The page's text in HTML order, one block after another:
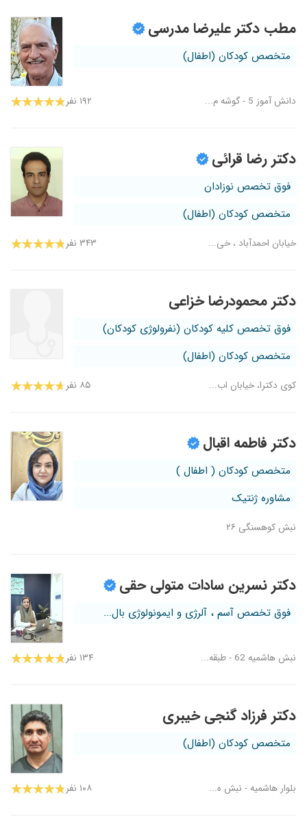
مطب دکتر علیرضا مدرسی
متخصص کودکان (اطفال)
دانش آموز 5 - گوشه م... ۱۹۲ نفر
دکتر رضا قرائی
فوق تخصص نوزادان
متخصص کودکان (اطفال)
خیابان احمدآباد ، خی... ۳۴۳ نفر
دکتر محمودرضا خزاعی
فوق تخصص کلیه کودکان (نفرولوژی کودکان)
متخصص کودکان (اطفال)
کوی دکترا، خیابان اب... ۸۵ نفر
دکتر فاطمه اقبال
متخصص کودکان ( اطفال )
مشاوره ژنتیک
نبش کوهسنگی ۲۶
دکتر نسرین سادات متولی حقی
فوق تخصص آسم ، آلرژی و ایمونولوژی بال...
نبش هاشمیه 62 - طبقه... ۱۳۴ نفر
دکتر فرزاد گنجی خیبری
متخصص کودکان (اطفال)
بلوار هاشمیه - نبش ه... ۱۰۸ نفر